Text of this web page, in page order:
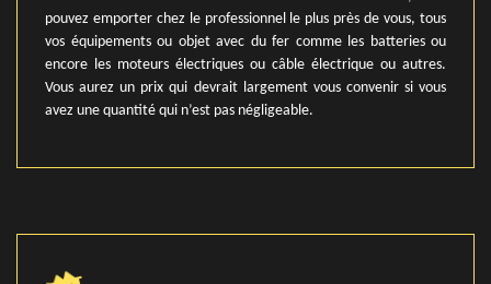
pouvez emporter chez le professionnel le plus près de vous, tous
vos équipements ou objet avec du fer comme les batteries ou
encore les moteurs électriques ou câble électrique ou autres.
Vous aurez un prix qui devrait largement vous convenir si vous
avez une quantité qui n’est pas négligeable.